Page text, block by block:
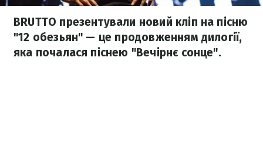
BRUTTO презентували новий кліп на пісню
"12 обезьян" — це продовженням дилогії,
яка почалася піснею "Вечірнє сонце".